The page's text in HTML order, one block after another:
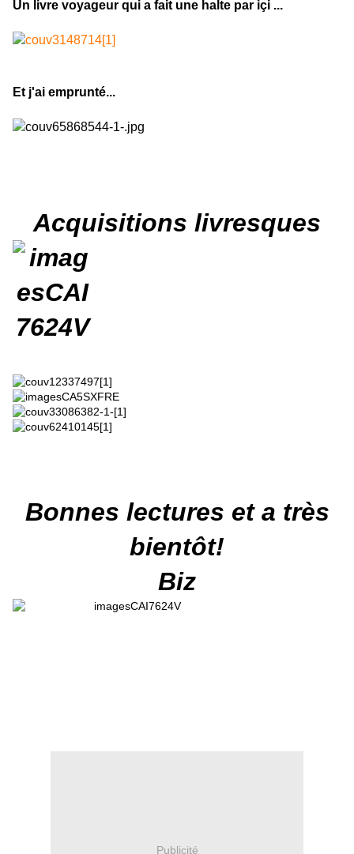
Un livre voyageur qui a fait une halte par içi ...
Et j'ai emprunté...
Acquisitions livresques
Bonnes lectures et a très
bientôt!
Biz
Publicité